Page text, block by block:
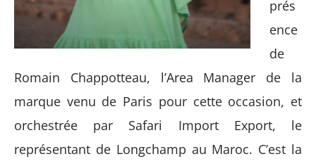
prés
ence
de
Romain Chappotteau, l’Area Manager de la
marque venu de Paris pour cette occasion, et
orchestrée par Safari Import Export, le
représentant de Longchamp au Maroc. C’est la